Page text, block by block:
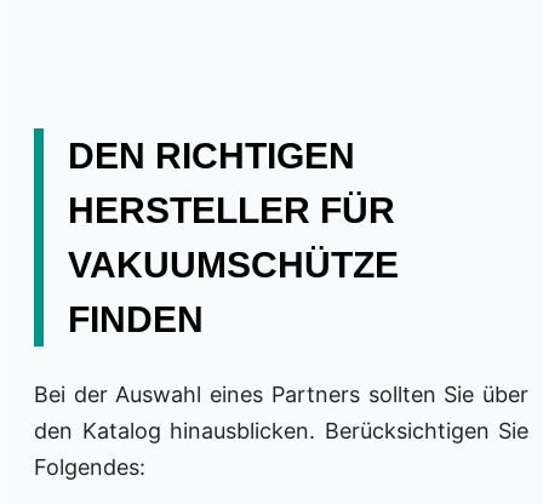
DEN RICHTIGEN
HERSTELLER FÜR
VAKUUMSCHÜTZE
FINDEN
Bei der Auswahl eines Partners sollten Sie über
den Katalog hinausblicken. Berücksichtigen Sie
Folgendes: